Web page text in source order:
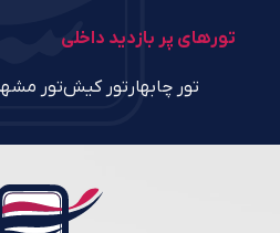
تورهای پر بازدید داخلی
تور چابهار تور کیشتور